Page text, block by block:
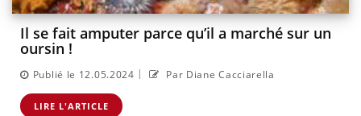
Il se fait amputer parce qu’il a marché sur un
oursin !
Publié le 12.05.2024 | Par Diane Cacciarella
LIRE L'ARTICLE